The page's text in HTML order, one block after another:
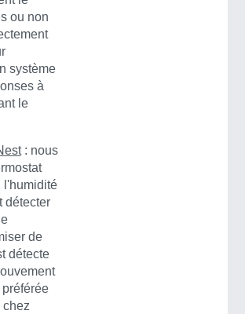
ou non
système
à
le
: nous
l'humidité
détecter
de
détecte
chez